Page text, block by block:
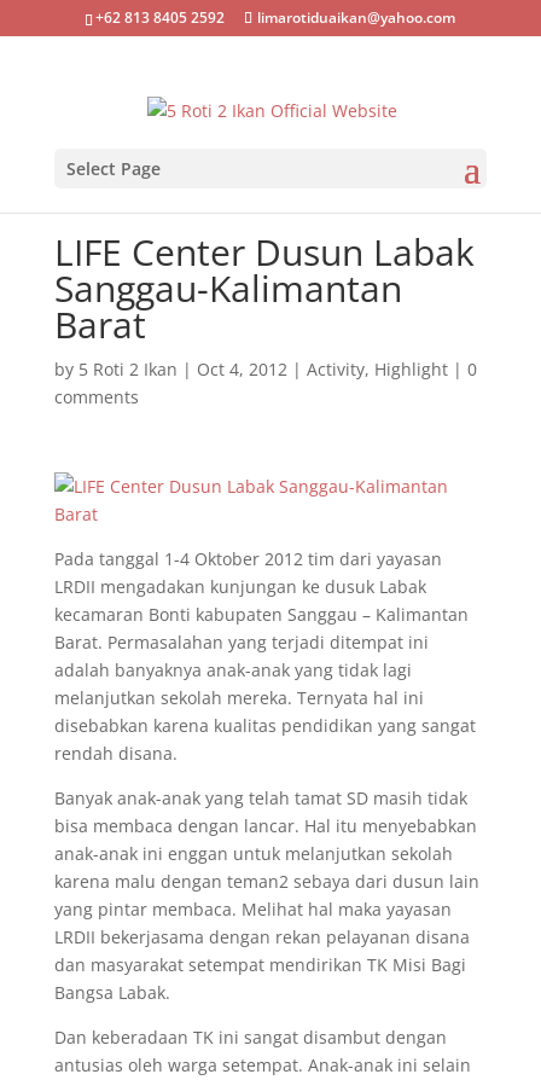
+62 813 8405 2592 limarotiduaikan@yahoo.com
Select Page
LIFE Center Dusun Labak
Sanggau-Kalimantan
Barat
by 5 Roti 2 Ikan | Oct 4, 2012| Activity, Highlight| 0
comments
Pada tanggal 1-4 Oktober 2012 tim dari yayasan
LRDII mengadakan kunjungan ke dusuk Labak
kecamaran Bonti kabupaten Sanggau – Kalimantan
Barat. Permasalahan yang terjadi ditempat ini
adalah banyaknya anak-anak yang tidak lagi
melanjutkan sekolah mereka. Ternyata hal ini
disebabkan karena kualitas pendidikan yang sangat
rendah disana.
Banyak anak-anak yang telah tamat SD masih tidak
bisa membaca dengan lancar. Hal itu menyebabkan
anak-anak ini enggan untuk melanjutkan sekolah
karena malu dengan teman2 sebaya dari dusun lain
yang pintar membaca. Melihat hal maka yayasan
LRDII bekerjasama dengan rekan pelayanan disana
dan masyarakat setempat mendirikan TK Misi Bagi
Bangsa Labak.
Dan keberadaan TK ini sangat disambut dengan
antusias oleh warga setempat. Anak-anak ini selain